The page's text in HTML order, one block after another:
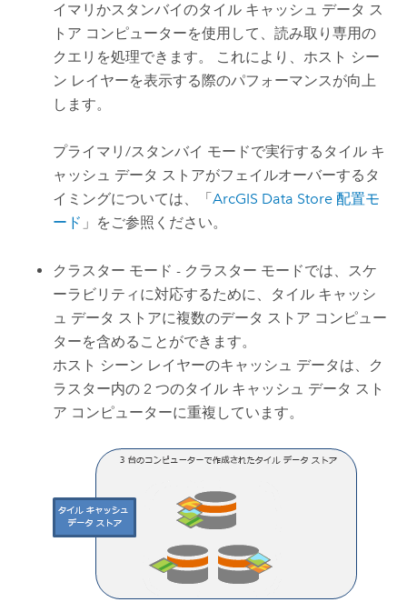
イマリかスタンバイのタイル キャッシュ データ ス
トア コンピューターを使用して、読み取り専用の
クエリを処理できます。 これにより、ホスト シー
ン レイヤーを表示する際のパフォーマンスが向上
します。
プライマリ/スタンバイ モードで実行するタイル キ
ャッシュ データ ストアがフェイルオーバーするタ
イミングについては、「ArcGIS Data Store 配置モ
ード 」をご参照ください。
クラスター モード - クラスター モードでは、スケ
ーラビリティに対応するために、タイル キャッシ
ュ データ ストアに複数のデータ ストア コンピュー
ターを含めることができます。
ホスト シーン レイヤーのキャッシュ データは、ク
ラスター内の 2 つのタイル キャッシュ データ スト
ア コンピューターに重複しています。